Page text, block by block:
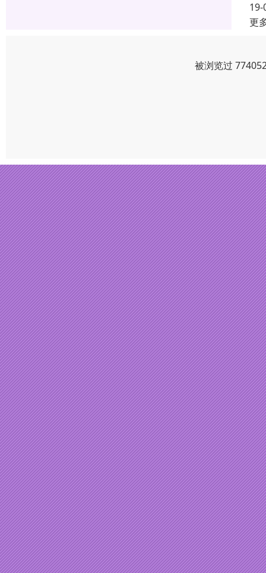
19-
更
被浏览过